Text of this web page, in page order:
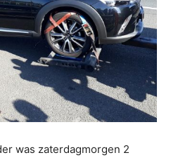
was zaterdagmorgen 2